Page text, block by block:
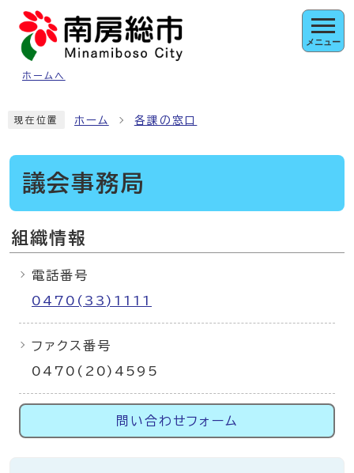
ページの先頭です
ホームへ
メニュー
現在位置 ホーム 各課の窓口
議会事務局
組織情報
電話番号
0470(33)1111
ファクス番号
0470(20)4595
問い合わせフォーム